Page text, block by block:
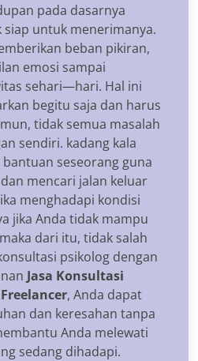
pada dasarnya
untuk menerimanya.
beban pikiran,
emosi sampai
sehari—hari. Hal ini
begitu saja dan harus
tidak semua masalah
sendiri. kadang kala
seseorang guna
mencari jalan keluar
menghadapi kondisi
jika Anda tidak mampu
dari itu, tidak salah
psikolog dengan
Jasa Konsultasi
, Anda dapat
dan keresahan tanpa
Anda melewati
sedang dihadapi.